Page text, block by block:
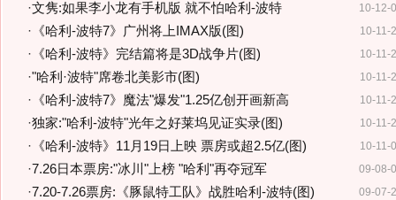
10-12-
·文隽:如果李小龙有手机版 就不怕哈利-波特
10-11-
· 《哈利-波特7》广州将上IMAX版(图)
10-11-
· 《哈利-波特》完结篇将是3D战争片(图)
10-11-
·"哈利·波特"席卷北美影市(图)
10-11-
· 《哈利-波特7》魔法"爆发"1.25亿创开画新高
10-11-
·独家:"哈利-波特"光年之好莱坞见证实录(图)
10-11-
· 《哈利-波特》11月19日上映 票房或超2.5亿(图)
09-08-
·7.26日本票房:"冰川"上榜 "哈利"再夺冠军
09-07-
·7.20-7.26票房:《豚鼠特工队》战胜哈利-波特(图)